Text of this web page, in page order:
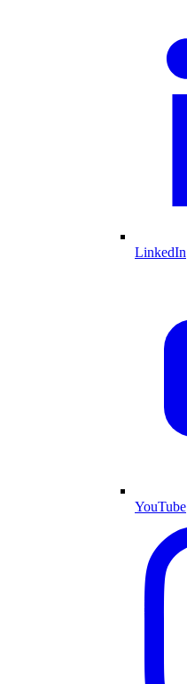
LinkedIn
YouTube